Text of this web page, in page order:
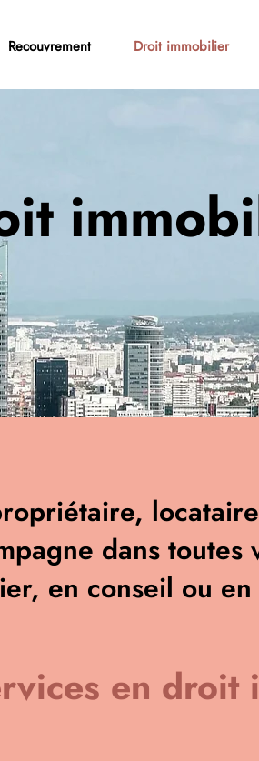
Recouvrement Droit immobilier
dans
en conseil ou
en droit